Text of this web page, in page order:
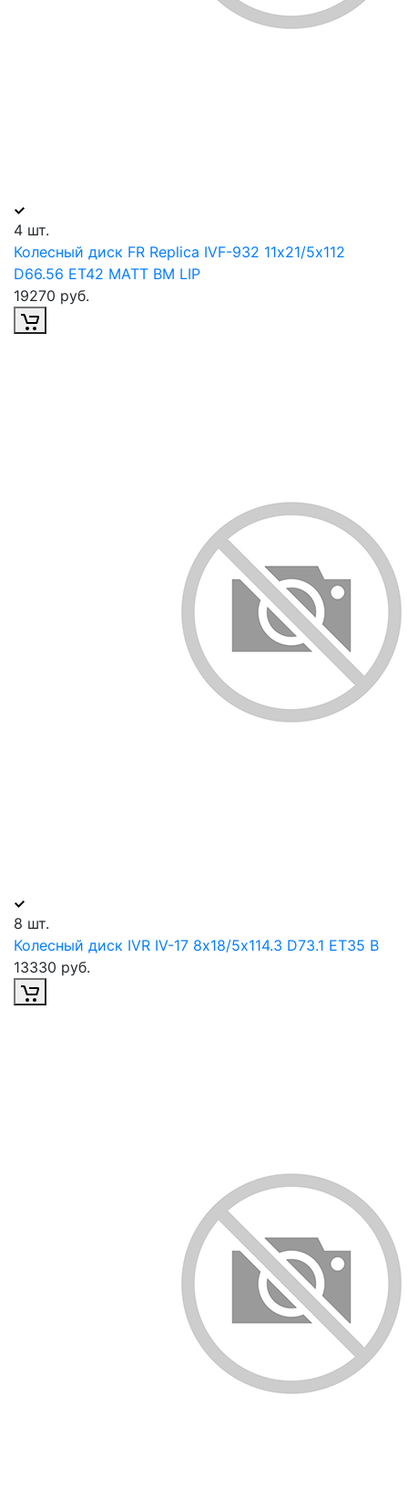
4 шт.
Колесный диск FR Replica IVF-932 11х21/5х112
D66.56 ET42 MATT BM LIP
19270 руб.
8 шт.
Колесный диск IVR IV-17 8х18/5х114.3 D73.1 ET35 B
13330 руб.